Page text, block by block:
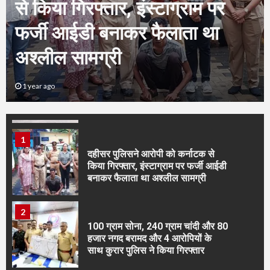
पार्टी के अनुभवी नेता पदाधिकारी द्वारा
सेवा सुशासन और गरीब कल्याण का
लेखा जोखा
1 year ago
देशी पिस्तौल ले जा रहे आरोपी को गिरफ्तार
कर उसके पास से 02 देशी पिस्तौल और
02 जिंदा कारतूस जब्त करने में सफलता
हासिल की है.
5
हवाला के जरिये लाखों की ठगी पांच आरोपी
गिरफ्तार।
1
दहीसर पुलिसने आरोपी को कर्नाटक से
किया गिरफ्तार, इंस्टाग्राम पर फर्जी आईडी
बनाकर फैलाता था अश्लील सामग्री
2
100 ग्राम सोना, 240 ग्राम चांदी और 80
हजार नगद बरामद और 4 आरोपियों के
साथ कुरार पुलिस ने किया गिरफ्तार